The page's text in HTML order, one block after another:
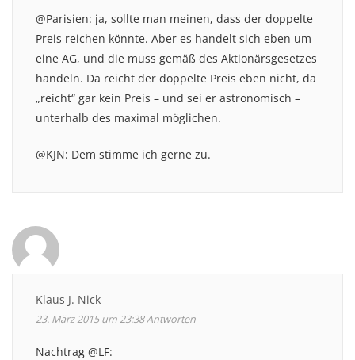
@Parisien: ja, sollte man meinen, dass der doppelte
Preis reichen könnte. Aber es handelt sich eben um
eine AG, und die muss gemäß des Aktionärsgesetzes
handeln. Da reicht der doppelte Preis eben nicht, da
„reicht“ gar kein Preis – und sei er astronomisch –
unterhalb des maximal möglichen.
@KJN: Dem stimme ich gerne zu.
Klaus J. Nick
23. März 2015 um 23:38Antworten
Nachtrag @LF: